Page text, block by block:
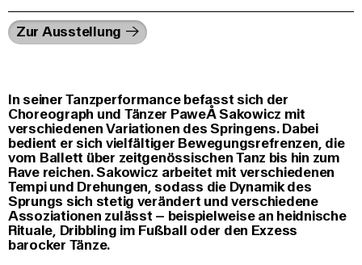
Zur Ausstellung
In seiner Tanzperformance befasst sich der
Choreograph und Tänzer PaweÅ Sakowicz mit
verschiedenen Variationen des Springens. Dabei
bedient er sich vielfältiger Bewegungsrefrenzen, die
vom Ballett über zeitgenössischen Tanz bis hin zum
Rave reichen. Sakowicz arbeitet mit verschiedenen
Tempi und Drehungen, sodass die Dynamik des
Sprungs sich stetig verändert und verschiedene
Assoziationen zulässt – beispielweise an heidnische
Rituale, Dribbling im Fußball oder den Exzess
barocker Tänze.